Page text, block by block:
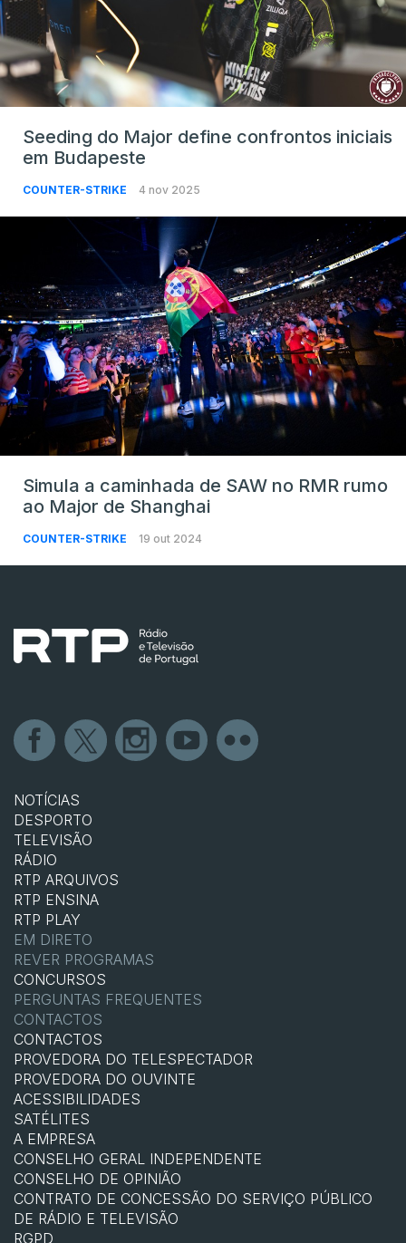
Seeding do Major define confrontos iniciais
em Budapeste
COUNTER-STRIKE 4 nov 2025
Simula a caminhada de SAW no RMR rumo
ao Major de Shanghai
COUNTER-STRIKE 19 out 2024
NOTÍCIAS
DESPORTO
TELEVISÃO
RÁDIO
RTP ARQUIVOS
RTP ENSINA
RTP PLAY
EM DIRETO
REVER PROGRAMAS
CONCURSOS
PERGUNTAS FREQUENTES
CONTACTOS
CONTACTOS
PROVEDORA DO TELESPECTADOR
PROVEDORA DO OUVINTE
ACESSIBILIDADES
SATÉLITES
A EMPRESA
CONSELHO GERAL INDEPENDENTE
CONSELHO DE OPINIÃO
CONTRATO DE CONCESSÃO DO SERVIÇO PÚBLICO
DE RÁDIO E TELEVISÃO
RGPD